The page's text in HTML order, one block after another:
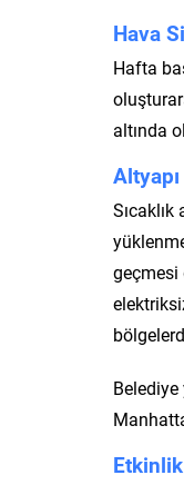
Hava
Hafta
altında
geçmesi
Belediye